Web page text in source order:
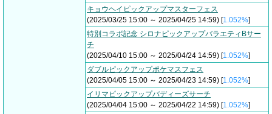
キョウヘイピックアップマスターフェス
(2025/03/25 15:00 ～ 2025/04/25 14:59) [1.052%]
特別コラボ記念 シロナピックアップバラエティBサー
チ
(2025/04/10 15:00 ～ 2025/04/24 14:59) [1.052%]
ダブルピックアップポケマスフェス
(2025/04/05 15:00 ～ 2025/04/23 14:59) [1.052%]
イリマピックアップバディーズサーチ
(2025/04/04 15:00 ～ 2025/04/22 14:59) [1.052%]